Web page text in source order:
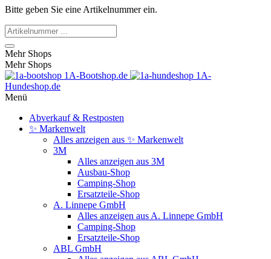
Bitte geben Sie eine Artikelnummer ein.
Mehr Shops
Mehr Shops
1A-Bootshop.de
1A-
Hundeshop.de
Menü
Abverkauf & Restposten
✨ Markenwelt
Alles anzeigen aus ✨ Markenwelt
3M
Alles anzeigen aus 3M
Ausbau-Shop
Camping-Shop
Ersatzteile-Shop
A. Linnepe GmbH
Alles anzeigen aus A. Linnepe GmbH
Camping-Shop
Ersatzteile-Shop
ABL GmbH